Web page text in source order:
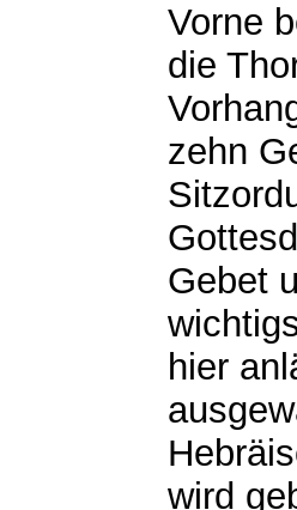
Vorne
die
zehn
Gebet
hier
wird